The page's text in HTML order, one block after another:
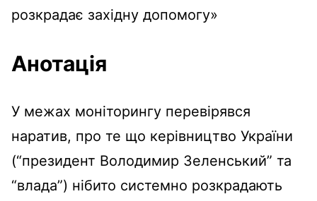
розкрадає західну допомогу»
Анотація
У межах моніторингу перевірявся
наратив, про те що керівництво України
(“президент Володимир Зеленський” та
“влада”) нібито системно розкрадають